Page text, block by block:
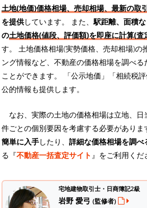
土地(地価)価格相場、売却相場、最新の取
を提供しています。 また、 駅距離、面積
の土地価格(値段、評価額)を即座に計算(査
す。 土地価格相場(実勢価格、売却相場)の
ング情報など、不動産の価格相場を調べる
ことができます。
「公示地価」「相続税
公的情報も提供します。
なお、実際の土地の価格相場は立地、
件ごとの個別要因を考慮する必要がありま
簡単に入手したり、 詳細な価格相場を調べ
る『不動産一括査定サイト 』をご利用くだ
宅地建物取引士・日商簿記2級
岩野 愛弓 (監修者)